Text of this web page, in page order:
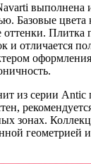
выполнена
Базовые
Плитка
и отличается
из серии Antic
зонах.
геометрией